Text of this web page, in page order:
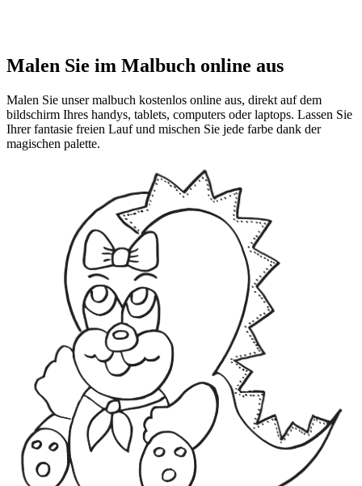
Malen Sie im Malbuch online aus
Malen Sie unser malbuch kostenlos online aus, direkt auf dem
bildschirm Ihres handys, tablets, computers oder laptops. Lassen Sie
Ihrer fantasie freien Lauf und mischen Sie jede farbe dank der
magischen palette.